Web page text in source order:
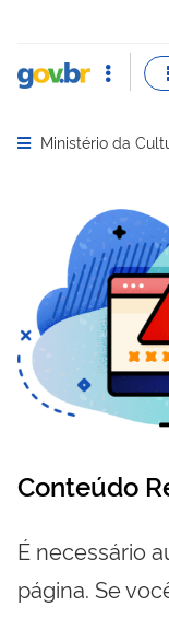
Abrir menu
Ministério da
Conteúdo
É necessário
página. Se